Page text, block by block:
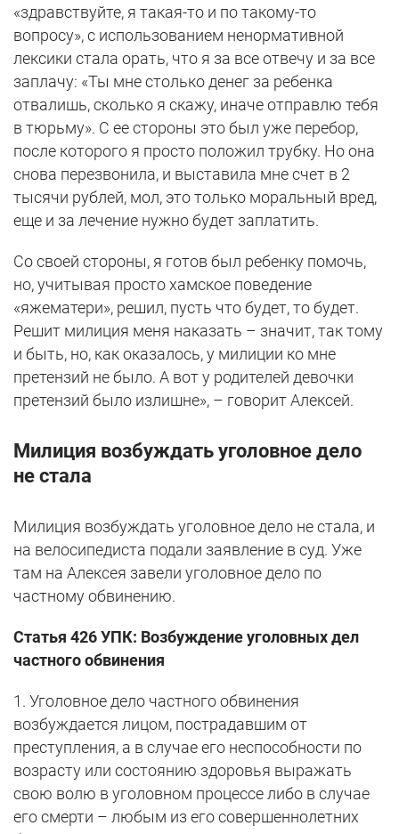
«здравствуйте, я такая-то и по такому-то
вопросу», с использованием ненормативной
лексики стала орать, что я за все отвечу и за все
заплачу: «Ты мне столько денег за ребенка
отвалишь, сколько я скажу, иначе отправлю тебя
в тюрьму». С ее стороны это был уже перебор,
после которого я просто положил трубку. Но она
снова перезвонила, и выставила мне счет в 2
тысячи рублей, мол, это только моральный вред,
еще и за лечение нужно будет заплатить.
Со своей стороны, я готов был ребенку помочь,
но, учитывая просто хамское поведение
«яжематери», решил, пусть что будет, то будет.
Решит милиция меня наказать – значит, так тому
и быть, но, как оказалось, у милиции ко мне
претензий не было. А вот у родителей девочки
претензий было излишне», – говорит Алексей.
Милиция возбуждать уголовное дело
не стала
Милиция возбуждать уголовное дело не стала, и
на велосипедиста подали заявление в суд. Уже
там на Алексея завели уголовное дело по
частному обвинению.
Статья 426 УПК: Возбуждение уголовных дел
частного обвинения
1. Уголовное дело частного обвинения
возбуждается лицом, пострадавшим от
преступления, а в случае его неспособности по
возрасту или состоянию здоровья выражать
свою волю в уголовном процессе либо в случае
его смерти – любым из его совершеннолетних